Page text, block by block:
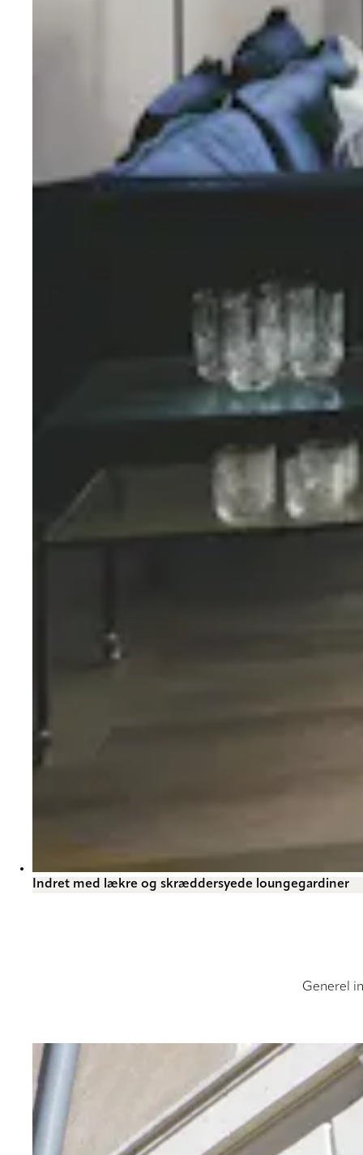
Indret med lækre og skræddersyede loungegardiner
Generel